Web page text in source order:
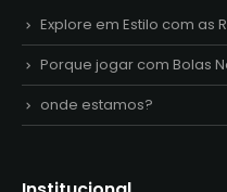
Explore em Estilo com as
Porque jogar com Bolas
onde estamos?